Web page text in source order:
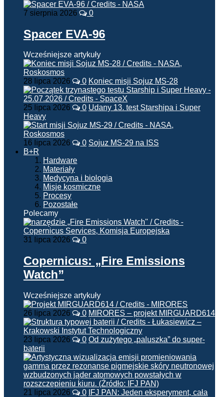
7 sierpnia 2026 0
Spacer EVA-96
Wcześniejsze artykuły
28 lipca 2026 0 Koniec misji Sojuz MS-28
25 lipca 2026 0 Udany 13. test Starshipa i Super
Heavy
16 lipca 2026 0 Sojuz MS-29 na ISS
B+R
Hardware
Materiały
Medycyna i biologia
Misje kosmiczne
Procesy
Pozostałe
Polecamy
31 lipca 2026 0
Copernicus: „Fire Emissions
Watch”
Wcześniejsze artykuły
26 lipca 2026 0 MIRORES – projekt MIRGUARD614
23 lipca 2026 0 Od zużytego „paluszka” do super-
baterii
21 lipca 2026 0 IFJ PAN: Jeden eksperyment, cała